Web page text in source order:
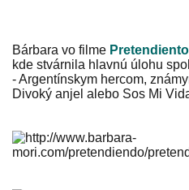
Bárbara vo filme Pretendiento
kde stvárnila hlavnú úlohu
- Argentínskym hercom,
Divoký anjel alebo Sos Mi